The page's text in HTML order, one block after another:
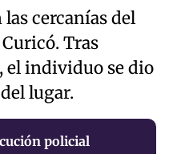
cercanías del
Tras
el individuo se dio
lugar.
policial